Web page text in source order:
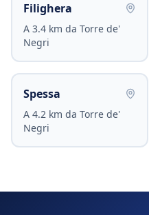
Filighera
A 3.4 km da Torre de'
Negri
Spessa
A 4.2 km da Torre de'
Negri